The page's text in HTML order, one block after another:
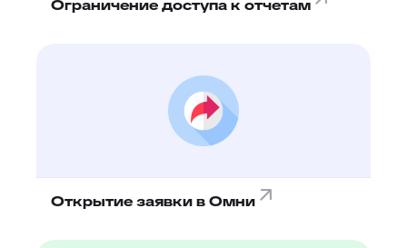
Ограничение доступа к отчетам
Открытие заявки в Омни